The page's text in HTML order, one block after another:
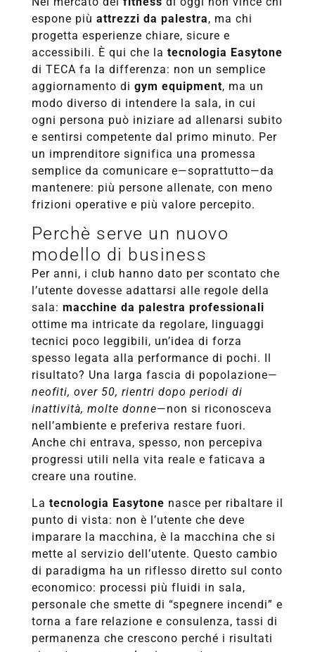
espone più attrezzi da palestra, ma chi
progetta esperienze chiare, sicure e
accessibili. È qui che la tecnologia Easytone
di TECA fa la differenza: non un semplice
aggiornamento di gym equipment, ma un
modo diverso di intendere la sala, in cui
ogni persona può iniziare ad allenarsi subito
e sentirsi competente dal primo minuto. Per
un imprenditore significa una promessa
semplice da comunicare e—soprattutto—da
mantenere: più persone allenate, con meno
frizioni operative e più valore percepito.
Perchè serve un nuovo
modello di business
Per anni, i club hanno dato per scontato che
l’utente dovesse adattarsi alle regole della
sala: macchine da palestra professionali
ottime ma intricate da regolare, linguaggi
tecnici poco leggibili, un’idea di forza
spesso legata alla performance di pochi. Il
risultato? Una larga fascia di popolazione—
neofiti, over 50, rientri dopo periodi di
inattività, molte donne—non si riconosceva
nell’ambiente e preferiva restare fuori.
Anche chi entrava, spesso, non percepiva
progressi utili nella vita reale e faticava a
creare una routine.
La tecnologia Easytone nasce per ribaltare il
punto di vista: non è l’utente che deve
imparare la macchina, è la macchina che si
mette al servizio dell’utente. Questo cambio
di paradigma ha un riflesso diretto sul conto
economico: processi più fluidi in sala,
personale che smette di “spegnere incendi” e
torna a fare relazione e consulenza, tassi di
permanenza che crescono perché i risultati